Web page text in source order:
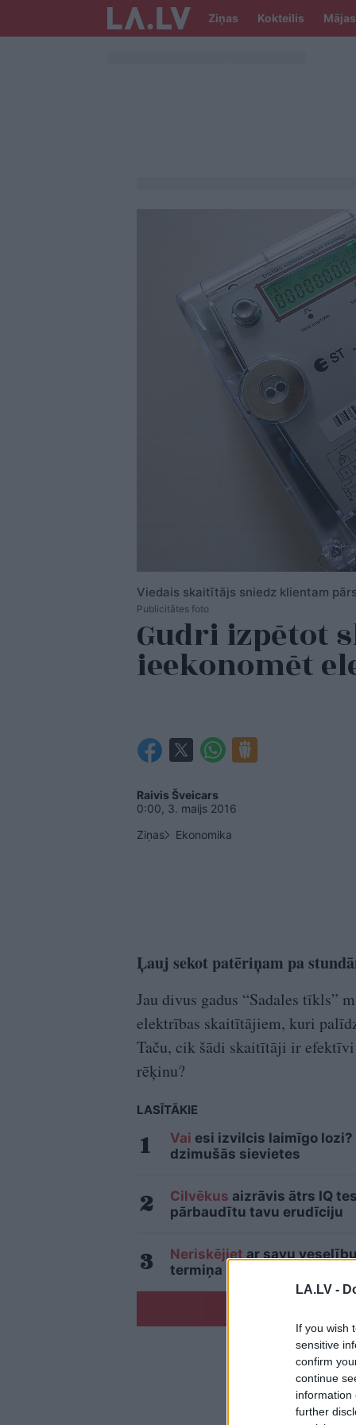
LA.LV -
If you wish
sensitive
confirm
continue
information
further
Ziņas Kokteilis Mājas
Viedais skaitītājs sniedz klientam
Publicitātes foto
Gudri izpētot
ieekonomēt
Raivis Šveicars
0:00, 3. maijs 2016
Ziņas
Ekonomika
Ļauj sekot patēriņam pa
Jau divus gadus “Sadales tīkls”
elektrības skaitītājiem, kuri
Taču, cik šādi skaitītāji ir
rēķinu?
LASĪTĀKIE
Vai esi izvilcis laimīgo
dzimušās sievietes
Cilvēkus aizrāvis ātrs IQ
pārbaudītu tavu erudīciju
Neriskējietar savu
termiņa beigām nekādā